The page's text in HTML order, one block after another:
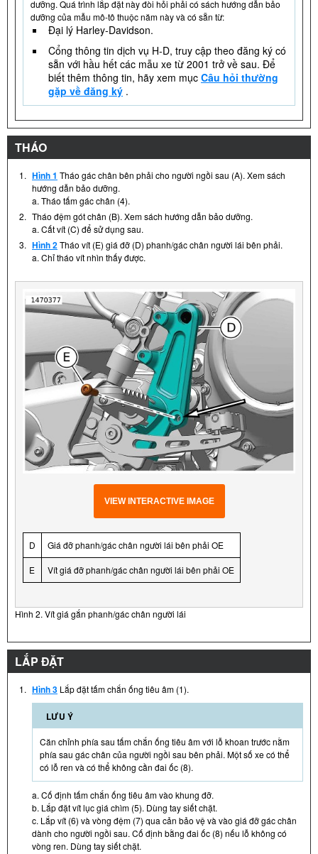
dưỡng. Quá trình lắp đặt này đòi hỏi phải có sách hướng dẫn bảo
dưỡng của mẫu mô-tô thuộc năm này và có sẵn từ:
Đại lý Harley-Davidson.
Cổng thông tin dịch vụ H-D, truy cập theo đăng ký có
sẵn với hầu hết các mẫu xe từ 2001 trở về sau. Để
biết thêm thông tin, hãy xem mục Câu hỏi thường
gặp về đăng ký .
THÁO
1. Hình 1 Tháo gác chân bên phải cho người ngồi sau (A). Xem sách
hướng dẫn bảo dưỡng.
a. Tháo tấm gác chân (4).
2. Tháo đệm gót chân (B). Xem sách hướng dẫn bảo dưỡng.
a. Cất vít (C) để sử dụng sau.
3. Hình 2Tháo vít (E) giá đỡ (D) phanh/gác chân người lái bên phải.
a. Chỉ tháo vít nhìn thấy được.
VIEW INTERACTIVE IMAGE
D Giá đỡ phanh/gác chân người lái bên phải OE
E Vít giá đỡ phanh/gác chân người lái bên phải OE
Hình 2. Vít giá gắn phanh/gác chân người lái
LẮP ĐẶT
1. Hình 3 Lắp đặt tấm chắn ống tiêu âm (1).
LƯU Ý
Căn chỉnh phía sau tấm chắn ống tiêu âm với lỗ khoan trước nằm
phía sau gác chân của người ngồi sau bên phải. Một số xe có thể
có lỗ ren và có thể không cần đai ốc (8).
a. Cố định tấm chắn ống tiêu âm vào khung đỡ.
b. Lắp đặt vít lục giá chìm (5). Dùng tay siết chặt.
c. Lắp vít (6) và vòng đệm (7) qua cản bảo vệ và vào giá đỡ gác chân
dành cho người ngồi sau. Cố định bằng đai ốc (8) nếu lỗ không có
vòng ren. Dùng tay siết chặt.